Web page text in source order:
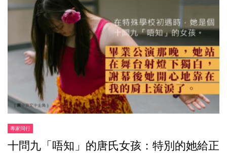
專家同行
十問九「唔知」的唐氏女孩：特別的她給正